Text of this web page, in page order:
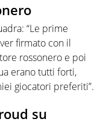
“Le prime
firmato con il
rossonero e poi
erano tutti forti,
giocatori preferiti”.
su